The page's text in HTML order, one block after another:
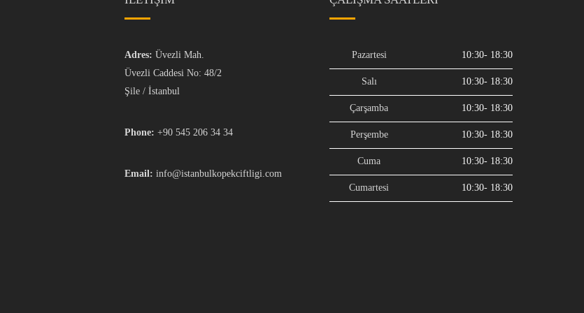
Adres: Üvezli Mah.
Üvezli Caddesi No: 48/2
Şile / İstanbul
Phone: +90 545 206 34 34
Email: info@istanbulkopekciftligi.com
Pazartesi 10:30- 18:30
Salı 10:30- 18:30
Çarşamba 10:30- 18:30
Perşembe 10:30- 18:30
Cuma 10:30- 18:30
Cumartesi 10:30- 18:30